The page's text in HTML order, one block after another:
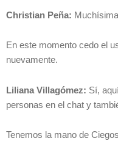
Christian Peña:
En este momento cedo el
nuevamente.
Liliana Villagómez: Sí,
personas en el chat y
Tenemos la mano de